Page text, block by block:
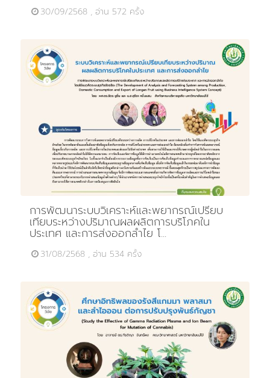
30/09/2568 , อ่าน 572 ครั้ง
การพัฒนาระบบวิเคราะห์และพยากรณ์เปรียบ
เทียบระหว่างปริมาณผลผลิตการบริโภคใน
ประเทศ และการส่งออกลำไย โ...
31/08/2568 , อ่าน 534 ครั้ง